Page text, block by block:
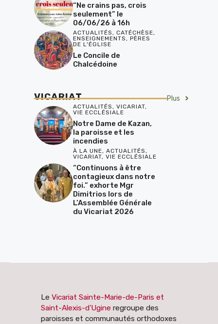
“Ne crains pas, crois
seulement” le
06/06/26 à 16h
ACTUALITÉS , CATÉCHÈSE,
ENSEIGNEMENTS , PÈRES
DE L'ÉGLISE
Le Concile de
Chalcédoine
VICARIAT Plus
ACTUALITÉS , VICARIAT,
VIE ECCLÉSIALE
Notre Dame de Kazan,
la paroisse et les
incendies
À LA UNE, ACTUALITÉS ,
VICARIAT, VIE ECCLÉSIALE
“Continuons à être
contagieux dans notre
foi.” exhorte Mgr
Dimitrios lors de
L’Assemblée Générale
du Vicariat 2026
Le Vicariat Sainte-Marie-de-Paris et
Saint-Alexis-d’Ugine regroupe des
paroisses et communautés orthodoxes